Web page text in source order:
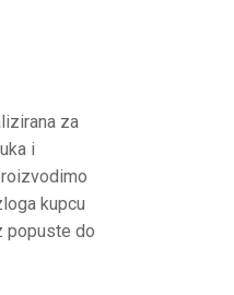
za
i
kupcu
popuste do